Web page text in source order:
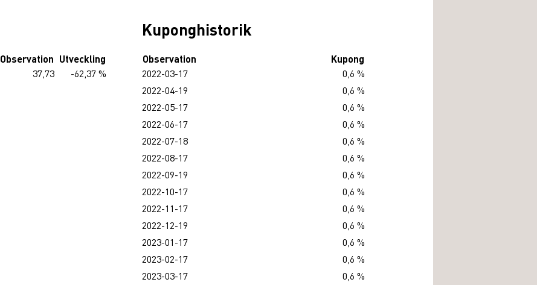
Observation Utveckling
37,73
-62,37 %
Kuponghistorik
Observation
Kupong
2022-03-17
0,6 %
2022-04-19
0,6 %
2022-05-17
0,6 %
2022-06-17
0,6 %
2022-07-18
0,6 %
2022-08-17
0,6 %
2022-09-19
0,6 %
2022-10-17
0,6 %
2022-11-17
0,6 %
2022-12-19
0,6 %
2023-01-17
0,6 %
2023-02-17
0,6 %
2023-03-17
0,6 %